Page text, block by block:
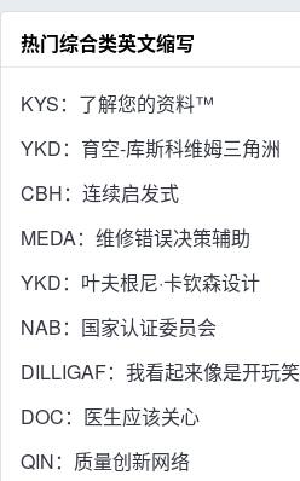
热门综合类英文缩写
KYS：了解您的资料™
YKD：育空-库斯科维姆三角洲
CBH：连续启发式
MEDA：维修错误决策辅助
YKD：叶夫根尼·卡钦森设计
NAB：国家认证委员会
DILLIGAF：我看起来像是开玩笑
DOC：医生应该关心
QIN：质量创新网络